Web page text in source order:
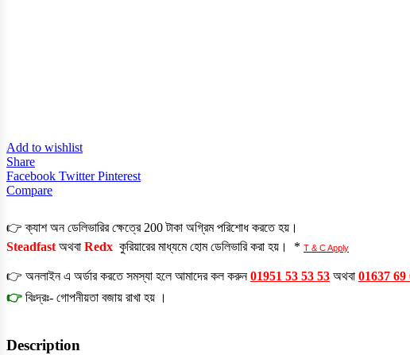
Add to wishlist
Share
Facebook Twitter Pinterest
Compare
👉 ক্যাশ অন ডেলিভারির ক্ষেত্রে 200 টাকা অগ্রিম পরিশোধ করতে হয়।
Steadfast অথবা Redx কুরিয়ারের মাধ্যমে হোম ডেলিভারি করা হয়। * T & C Apply
👉 অনলাইন এ অর্ডার করতে সমস্যা হলে আমাদের কল করুন01951 53 53 53 অথবা 01637 69
👉 বিঃদ্রঃ- গোপনীয়তা বজায় রাখা হয় ।
Description